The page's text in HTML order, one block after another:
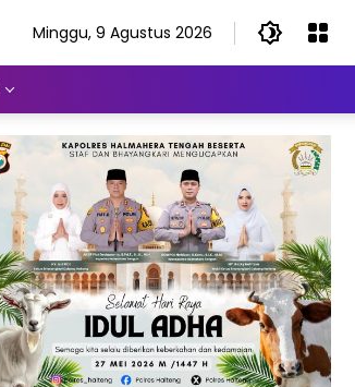
Minggu, 9 Agustus 2026